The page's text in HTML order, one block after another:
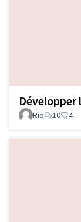
Rio 10 4